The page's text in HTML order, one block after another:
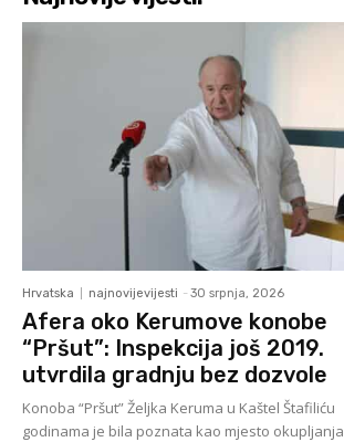
Hrvatska najnovijevijesti - 30 srpnja, 2026
Afera oko Kerumove konobe
“Pršut”: Inspekcija još 2019.
utvrdila gradnju bez dozvole
Konoba “Pršut” Željka Keruma u Kaštel Štafiliću
godinama je bila poznata kao mjesto okupljanja